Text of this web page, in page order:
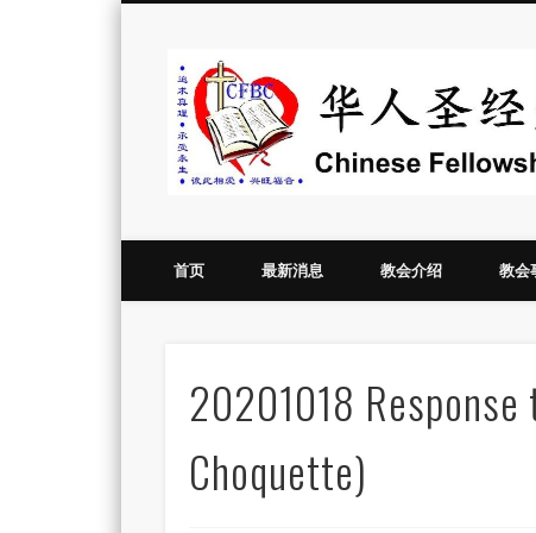
Vimeo
首页 最新消息 教会介绍 教会
20201018
Choquette)